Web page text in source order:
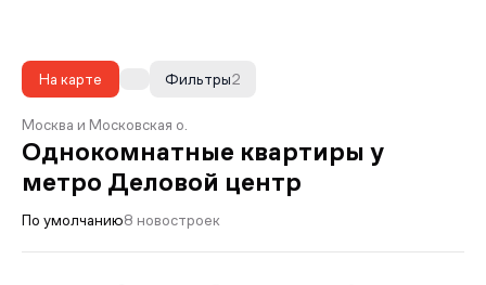
На карте 2
Фильтры
Москва и Московская о.
Однокомнатные квартиры у
метро Деловой центр
По умолчанию8 новостроек